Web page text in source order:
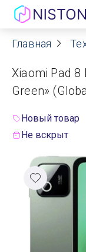
Акции
О нас
Главная
Xiaomi Pad 8
Green»
Новый товар
Не вскрыт